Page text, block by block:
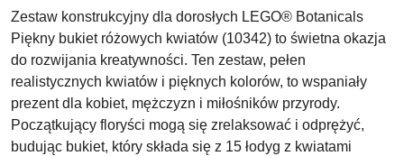
Zestaw konstrukcyjny dla dorosłych LEGO® Botanicals
Piękny bukiet różowych kwiatów (10342) to świetna okazja
do rozwijania kreatywności. Ten zestaw, pełen
realistycznych kwiatów i pięknych kolorów, to wspaniały
prezent dla kobiet, mężczyzn i miłośników przyrody.
Początkujący floryści mogą się zrelaksować i odprężyć,
budując bukiet, który składa się z 15 łodyg z kwiatami